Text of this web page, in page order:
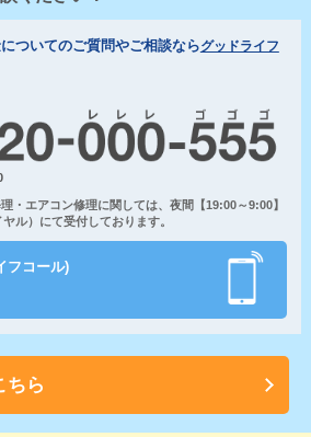
ついてのご質問やご相談ならグッドライフ
・エアコン修理に関しては、夜間【19:00～9:00】
ル）にて受付しております。
フコール)
ちら